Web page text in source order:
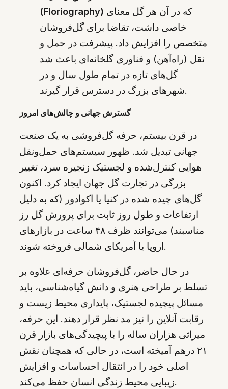
(Floriography)
خاصی داشت، تقاضا برای گل‌فروشان
متخصص را افزایش داد. پیشرفت در حمل و
نقل (راه‌آهن) و فناوری گلخانه‌ای باعث شد
گل‌های تازه در تمام طول سال و در
شهرهای بزرگ در دسترس قرار گیرند.
گسترش جهانی و چالش‌های امروز
در قرن بیستم، حرفه گل‌فروشی به یک صنعت
جهانی تبدیل شد. ظهور سیستم‌های حمل‌ونقل
هوایی کنترل‌شده و لجستیک زنجیره سرد، تغییر
بزرگی در تجارت گل جهان ایجاد کرد. اکنون
گل‌های چیده شده در کنیا یا اکوادور (که به دلیل
ارتفاعات و طول روز ثابت برای پرورش گل رز
مناسبند) می‌توانند ظرف ۴۸ ساعت در بازارهای
اروپا یا آمریکای شمالی فروخته شوند.
در حال حاضر، گل‌فروشان حرفه‌ای علاوه بر
تسلط بر طراحی هنری و دانش گیاه‌شناسی، باید
مسائل پیچیده لجستیک، پایداری محیط زیست و
رقابت آنلاین را نیز مد نظر قرار دهند. این حرفه،
میراثی هزاران ساله را با پیچیدگی‌های بازار قرن
۲۱ درهم آمیخته است، در حالی که همچنان نقش
اصلی خود را در انتقال احساسات و افزایش
زیبایی محیط زندگی انسان حفظ می‌کند.